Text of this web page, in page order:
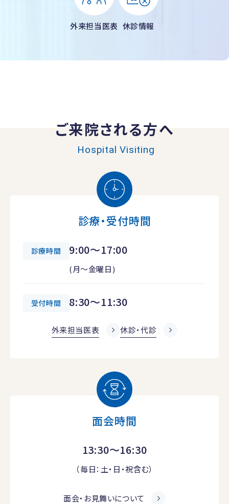
外来担当医表 休診情報
ご来院される方へ
Hospital Visiting
診療・受付時間
診療時間 9:00～17:00
(月～金曜日)
受付時間 8:30～11:30
外来担当医表 休診・代診
面会時間
13:30～16:30
（毎日：土・日・祝含む）
面会・お見舞いについて